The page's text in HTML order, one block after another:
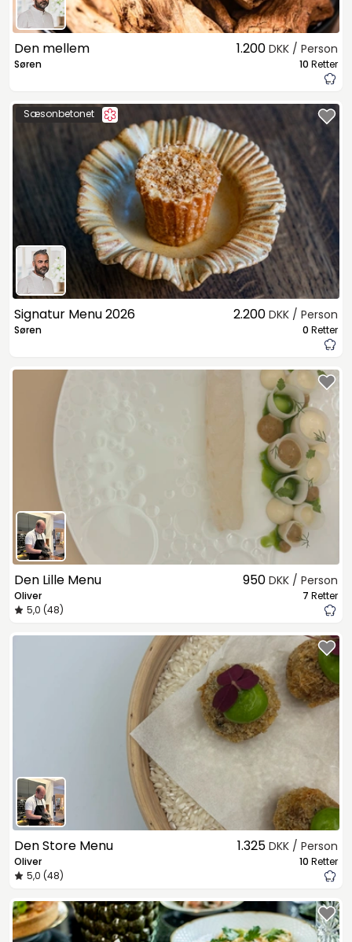
Den mellem
Søren
1.200 DKK / Person
10 Retter
Sæsonbetonet
Signatur Menu 2026
Søren
2.200 DKK / Person
0 Retter
Den Lille Menu
Oliver
5,0 (48)
950 DKK / Person
7 Retter
Den Store Menu
Oliver
5,0 (48)
1.325 DKK / Person
10 Retter